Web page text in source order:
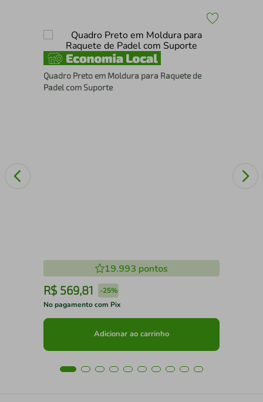
Quadro Preto em Moldura para Raquete de
Padel com Suporte
19.993 pontos
R$ 569,81 -25%
No pagamento com Pix
Adicionar ao carrinho